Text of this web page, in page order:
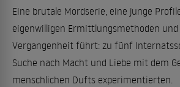
Eine brutale Mordserie, eine junge
eigenwilligen Ermittlungsmethoden und
Vergangenheit führt: zu fünf
Suche nach Macht und Liebe mit dem
menschlichen Dufts experimentierten.